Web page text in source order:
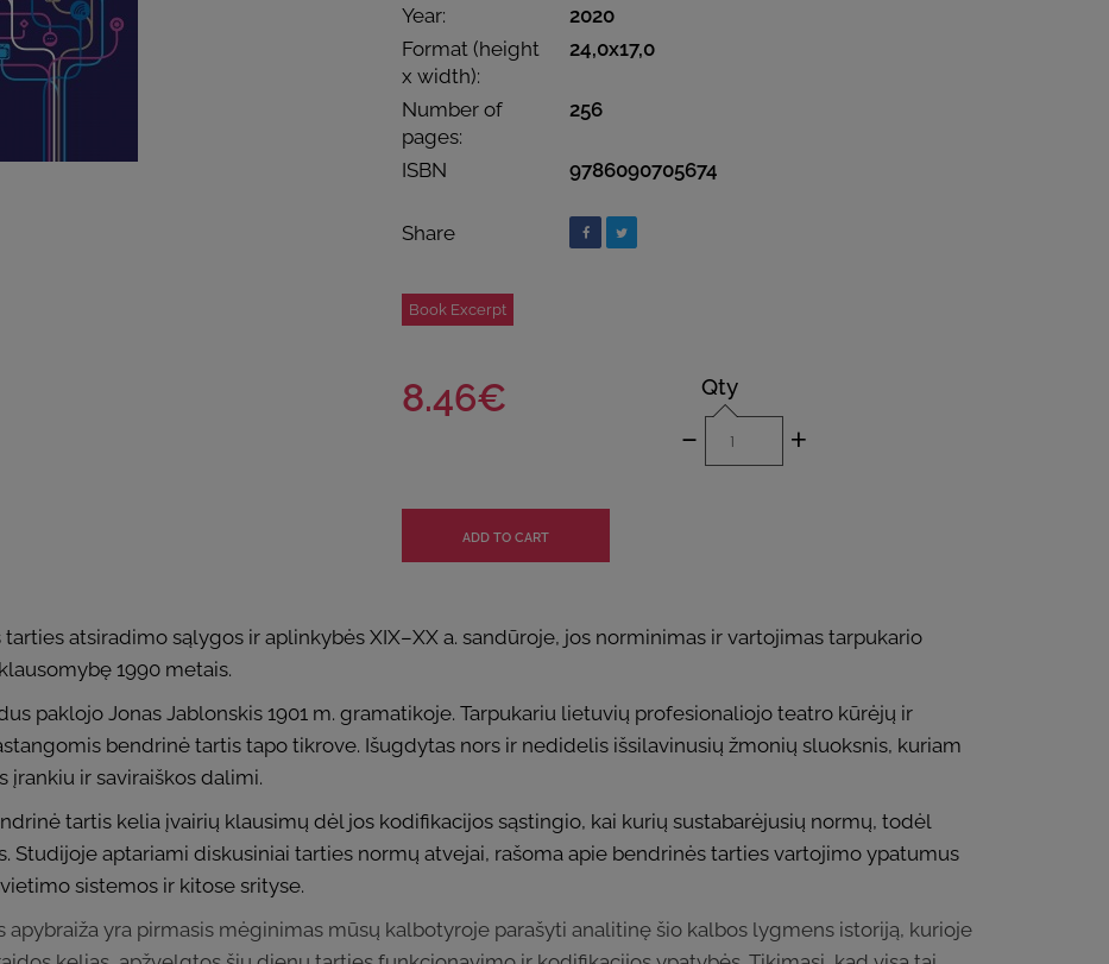
Year:
2020
Format (height
x width):
24,0x17,0
Number of
pages:
256
ISBN 9786090705674
Share
Book Excerpt
8.46€ Qty
- +
atsiradimo sąlygos ir aplinkybės XIX–XX a. sandūroje, jos norminimas ir vartojimas tarpukario
1990 metais.
paklojo Jonas Jablonskis 1901 m. gramatikoje. Tarpukariu lietuvių profesionaliojo teatro kūrėjų ir
bendrinė tartis tapo tikrove. Išugdytas nors ir nedidelis išsilavinusių žmonių sluoksnis, kuriam
ir saviraiškos dalimi.
tartis kelia įvairių klausimų dėl jos kodifikacijos sąstingio, kai kurių sustabarėjusių normų, todėl
Studijoje aptariami diskusiniai tarties normų atvejai, rašoma apie bendrinės tarties vartojimo ypatumus
sistemos ir kitose srityse.
yra pirmasis mėginimas mūsų kalbotyroje parašyti analitinę šio kalbos lygmens istoriją, kurioje